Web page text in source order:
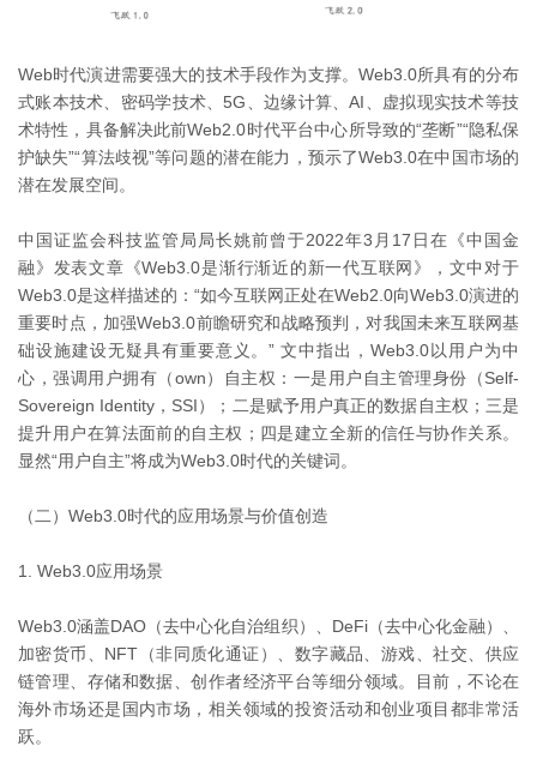
Web时代演进需要强大的技术手段作为支撑。Web3.0所具有的分布
式账本技术、密码学技术、5G、边缘计算、AI、虚拟现实技术等技
术特性，具备解决此前Web2.0时代平台中心所导致的“垄断”“隐私保
护缺失”“算法歧视”等问题的潜在能力，预示了Web3.0在中国市场的
潜在发展空间。
中国证监会科技监管局局长姚前曾于2022年3月17日在《中国金
融》发表文章《Web3.0是渐行渐近的新一代互联网》，文中对于
Web3.0是这样描述的：“如今互联网正处在Web2.0向Web3.0演进的
重要时点，加强Web3.0前瞻研究和战略预判，对我国未来互联网基
础设施建设无疑具有重要意义。” 文中指出，Web3.0以用户为中
心，强调用户拥有（own）自主权：一是用户自主管理身份（Self-
Sovereign Identity，SSI）；二是赋予用户真正的数据自主权；三是
提升用户在算法面前的自主权；四是建立全新的信任与协作关系。
显然“用户自主”将成为Web3.0时代的关键词。
（二）Web3.0时代的应用场景与价值创造
1. Web3.0应用场景
Web3.0涵盖DAO（去中心化自治组织）、DeFi（去中心化金融）、
加密货币、NFT（非同质化通证）、数字藏品、游戏、社交、供应
链管理、存储和数据、创作者经济平台等细分领域。目前，不论在
海外市场还是国内市场，相关领域的投资活动和创业项目都非常活
跃。